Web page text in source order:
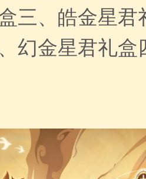
三、皓金星
幻金星君礼